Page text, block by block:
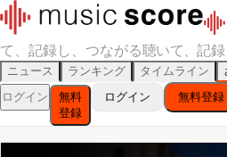
て、記録し、つながる聴いて、記
ニュース ランキング タイムライン
ログイン
無料
登録
ログイン 無料登録